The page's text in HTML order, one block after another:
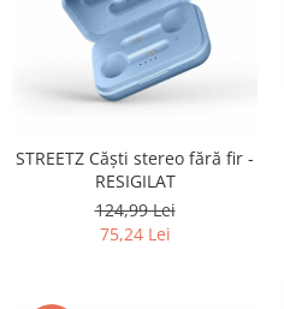
Gaming, Carti & Birotica
Birotica & Papetarie
Console, Jocuri & Accesorii
Accesorii aparate de ras electrice
Accesorii aparate hair styling
Aparate & Accesorii ingrijire
Articole Sanatate si Wellness
STREETZ Căști stereo fără fir -
RESIGILAT
124,99 Lei
75,24 Lei